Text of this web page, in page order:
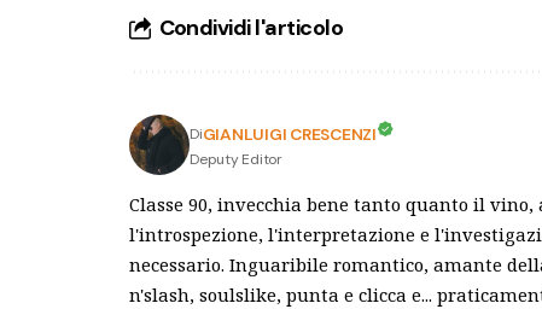
Condividi l'articolo
DiGIANLUIGI CRESCENZI
Deputy Editor
Classe 90, invecchia bene tanto quanto il
l'introspezione, l'interpretazione e
necessario. Inguaribile romantico, amante
n'slash, soulslike, punta e clicca e...